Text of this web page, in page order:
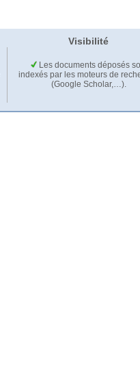
Visibilité
Les documents déposés
indexés par les moteurs de
(Google Scholar,…).